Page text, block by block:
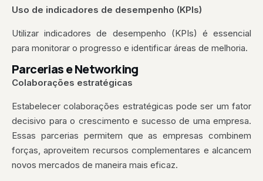
Uso de indicadores de desempenho (KPIs)
Utilizar indicadores de desempenho (KPIs) é essencial
para monitorar o progresso e identificar áreas de melhoria.
Parcerias e Networking
Colaborações estratégicas
Estabelecer colaborações estratégicas pode ser um fator
decisivo para o crescimento e sucesso de uma empresa.
Essas parcerias permitem que as empresas combinem
forças, aproveitem recursos complementares e alcancem
novos mercados de maneira mais eficaz.